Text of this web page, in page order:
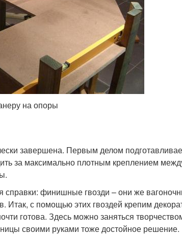
на опоры
завершена. Первым делом
за максимально плотным креплением
финишные гвозди – они же
Итак, с помощью этих гвоздей крепим
готова. Здесь можно заняться
своими руками тоже достойное решение.